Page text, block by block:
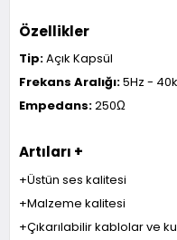
Özellikler
Tip:Açık Kapsül
Frekans Aralığı:5Hz -
Empedans:250Ω
Artıları +
+Üstün ses kalitesi
+Malzeme kalitesi
+Çıkarılabilir kablolar ve